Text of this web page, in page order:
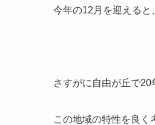
今年の12月を迎えると
さすがに自由が丘で20
この地域の特性を良く